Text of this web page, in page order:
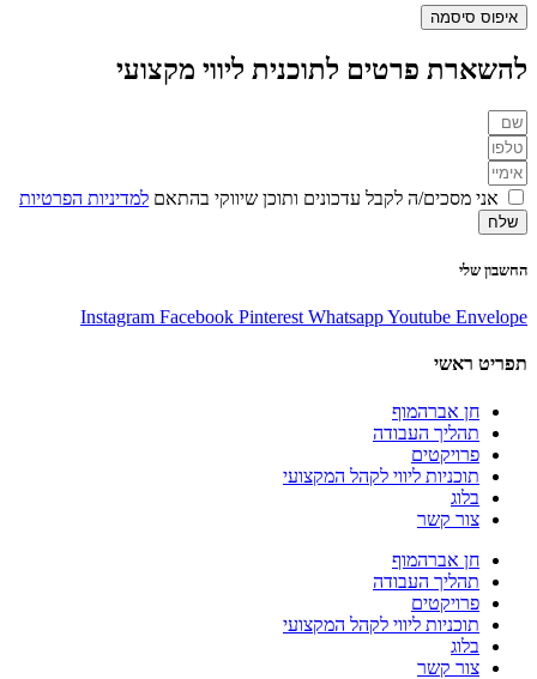
איפוס סיסמה
להשארת פרטים לתוכנית ליווי מקצועי
אני מסכים/ה לקבל עדכונים ותוכן שיווקי בהתאם למדיניות הפרטיות
שלח
החשבון שלי
Instagram Facebook Pinterest WhatsappYoutube Envelope
תפריט ראשי
חן אברהמוף
תהליך העבודה
פרויקטים
תוכניות ליווי לקהל המקצועי
בלוג
צור קשר
חן אברהמוף
תהליך העבודה
פרויקטים
תוכניות ליווי לקהל המקצועי
בלוג
צור קשר